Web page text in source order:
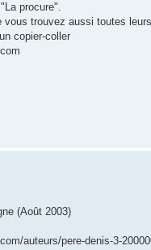
procure".
vous trouvez aussi toutes
copier-coller
(Août 2003)
auteurs/pere-denis-3-